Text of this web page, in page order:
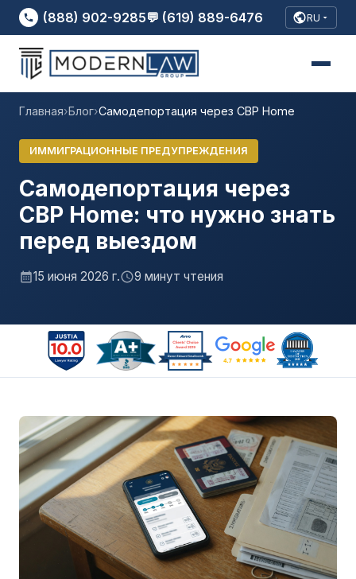
(888) 902-9285💬 (619) 889-6476 RU
Главная›Блог›Самодепортация через CBP Home
ИММИГРАЦИОННЫЕ ПРЕДУПРЕЖДЕНИЯ
Самодепортация через
CBP Home: что нужно знать
перед выездом
15 июня 2026 г. 9 минут чтения